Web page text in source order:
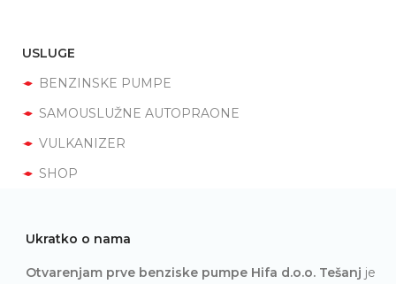
USLUGE
BENZINSKE PUMPE
SAMOUSLUŽNE AUTOPRAONE
VULKANIZER
SHOP
Ukratko o nama
Otvarenjam prve benziske pumpe Hifa d.o.o. Tešanj je